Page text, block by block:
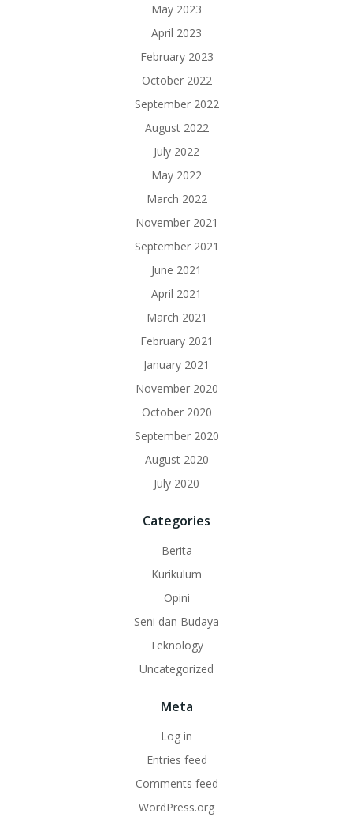
May 2023
April 2023
February 2023
October 2022
September 2022
August 2022
July 2022
May 2022
March 2022
November 2021
September 2021
June 2021
April 2021
March 2021
February 2021
January 2021
November 2020
October 2020
September 2020
August 2020
July 2020
Categories
Berita
Kurikulum
Opini
Seni dan Budaya
Teknology
Uncategorized
Meta
Log in
Entries feed
Comments feed
WordPress.org